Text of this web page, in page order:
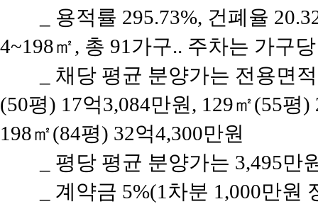
_ 용적률 295.73%, 건폐율
4~198㎡, 총 91가구.. 주차는 가구
_ 채당 평균 분양가는 전용면
(50평) 17억3,084만원, 129㎡(55평
198㎡(84평) 32억4,300만원
_ 평당 평균 분양가는 3,495
_ 계약금 5%(1차분 1,000만